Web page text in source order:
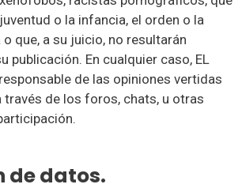
o la infancia, el orden o la
que, a su juicio, no resultarán
publicación. En cualquier caso, EL
de las opiniones vertidas
través de los foros, chats, u otras
de datos.